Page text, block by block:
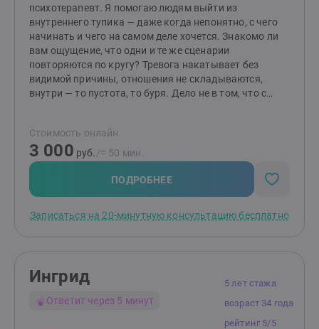
психотерапевт. Я помогаю людям выйти из
внутреннего тупика — даже когда непонятно, с чего
начинать и чего на самом деле хочется. Знакомо ли
вам ощущение, что одни и те же сценарии
повторяются по кругу? Тревога накатывает без
видимой причины, отношения не складываются,
внутри — то пустота, то буря. Дело не в том, что с
добраться — бережно и без насилия. Мой метод —
сочетание символдрамы и КПТ. Через образы мы
обходим внутреннего критика и слышим то, о чём
молчат слова. А с помощью КПТ выстраиваем
конкретные шаги к изменениям. Глубина плюс опора.
«просто поговорить». Это про реальные сдвиги — в
вместе.
Стоимость онлайн
3 000 руб. /≈ 50 мин.
ПОДРОБНЕЕ
Записаться на 20-минутную консультацию бесплатно
5 лет стажа
возраст 34 года
рейтинг 5/5
Ингрид
Ответит через 5 минут